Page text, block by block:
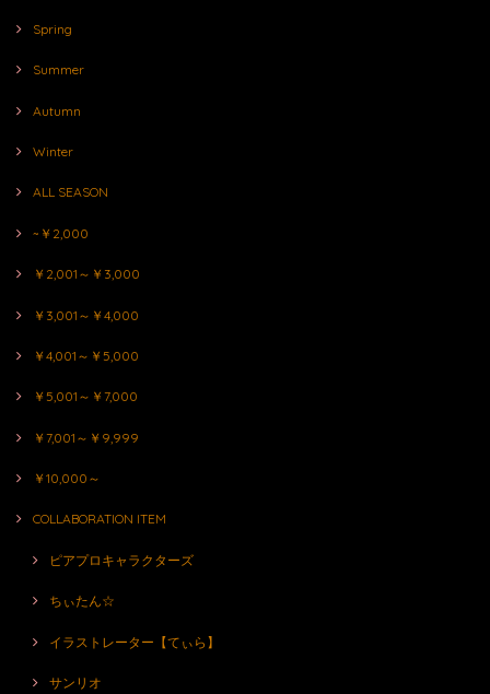
Spring
Summer
Autumn
Winter
ALL SEASON
~￥2,000
￥2,001～￥3,000
￥3,001～￥4,000
￥4,001～￥5,000
￥5,001～￥7,000
￥7,001～￥9,999
￥10,000～
COLLABORATION ITEM
ピアプロキャラクターズ
ちぃたん☆
イラストレーター【てぃら】
サンリオ